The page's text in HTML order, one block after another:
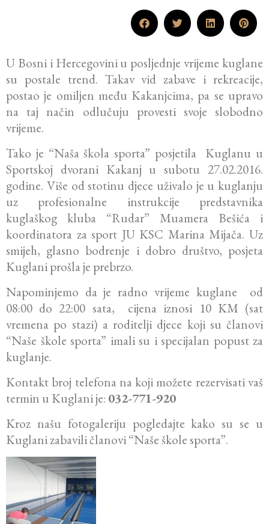
U Bosni i Hercegovini u posljednje vrijeme kuglane
su postale trend. Takav vid zabave i rekreacije,
postao je omiljen među Kakanjcima, pa se upravo
na taj način odlučuju provesti svoje slobodno
vrijeme.
Tako je “Naša škola sporta” posjetila Kuglanu u
Sportskoj dvorani Kakanj u subotu 27.02.2016.
godine. Više od stotinu djece uživalo je u kuglanju
uz profesionalne instrukcije predstavnika
kuglaškog kluba “Rudar” Muamera Bešića i
koordinatora za sport JU KSC Marina Mijača. Uz
smijeh, glasno bodrenje i dobro društvo, posjeta
Kuglani prošla je prebrzo.
Napominjemo da je radno vrijeme kuglane od
08:00 do 22:00 sata, cijena iznosi 10 KM (sat
vremena po stazi) a roditelji djece koji su članovi
“Naše škole sporta” imali su i specijalan popust za
kuglanje.
Kontakt broj telefona na koji možete rezervisati vaš
termin u Kuglani je: 032-771-920
Kroz našu fotogaleriju pogledajte kako su se u
Kuglani zabavili članovi “Naše škole sporta”.